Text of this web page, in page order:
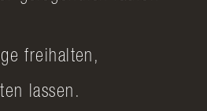
freihalten,
lassen.